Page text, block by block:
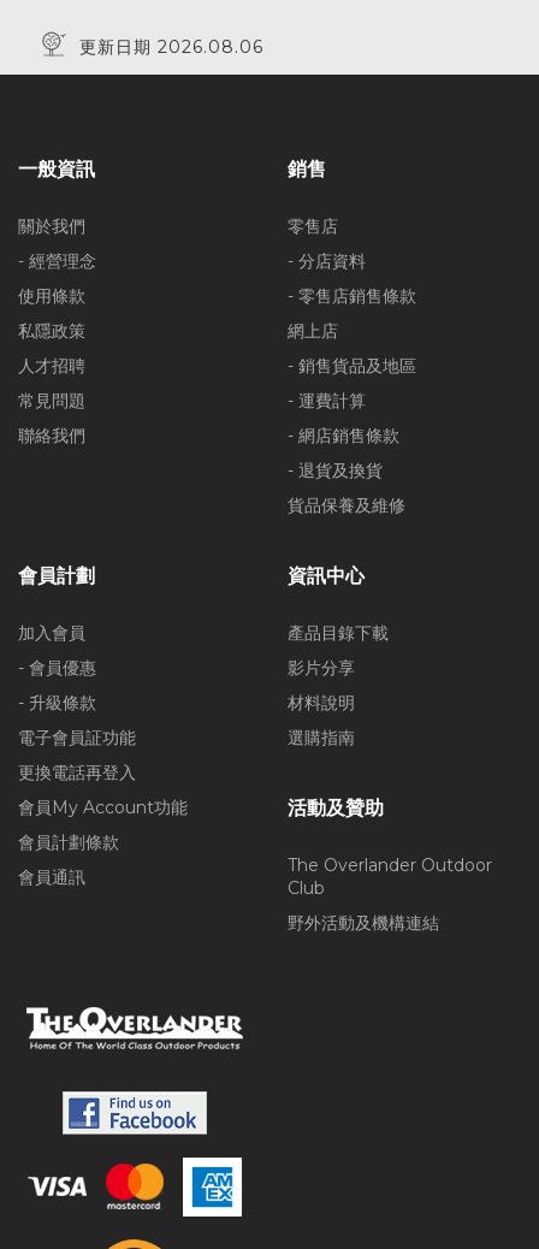
更新日期 2026.08.06
一般資訊
關於我們
- 經營理念
使用條款
私隱政策
人才招聘
常見問題
聯絡我們
銷售
零售店
- 分店資料
- 零售店銷售條款
網上店
- 銷售貨品及地區
- 運費計算
- 網店銷售條款
- 退貨及換貨
貨品保養及維修
會員計劃
加入會員
- 會員優惠
- 升級條款
電子會員証功能
更換電話再登入
會員My Account功能
會員計劃條款
會員通訊
資訊中心
產品目錄下載
影片分享
材料說明
選購指南
活動及贊助
The Overlander Outdoor
Club
野外活動及機構連結